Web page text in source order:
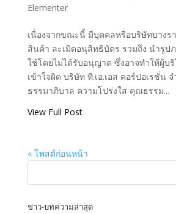
Elementer
เนื่องจากขณะนี้ มีบุคคลหรือบริษัทบางร
สินค้า ละเมิดอนุสิทธิบัตร รวมถึง นำรูป
ใช้โดยไม่ได้รับอนุญาต ซึ่งอาจทำให้ผู้บ
เข้าใจผิด บริษัท ที.เอ.เอส คอร์ปอเรชั่น
ธรรมาภิบาล ความโปร่งใส คุณธรรม...
View Full Post
« โพสต์ก่อนหน้า
ข่าว-บทความล่าสุด